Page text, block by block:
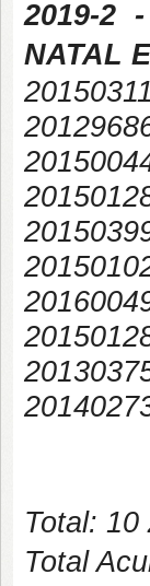
2019-2
NATAL
Total:
Total